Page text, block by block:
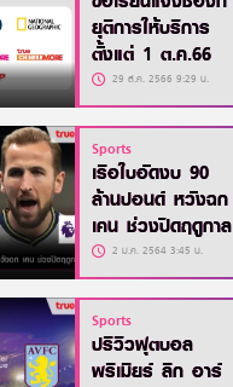
ยุติการให้บริการ
ตั้งแต่ 1 ต.ค.66
29 ส.ค. 2566 9:29 น.
Sports
เรือใบอัดงบ 90
ล้านปอนด์ หวังฉก
เคน ช่วงปิดฤดูกาล
2 ม.ค. 2564 3:45 น.
Sports
ปรีวิวฟุตบอล
พรีเมียร์ ลีก อาร์